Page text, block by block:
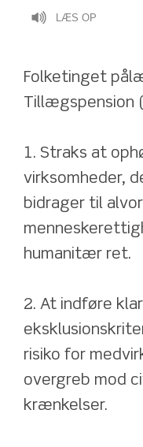
LÆS OP
Folketinget
Tillægspension
1. Straks at
virksomheder,
bidrager til
humanitær ret.
2. At indføre
risiko for
overgreb mod
krænkelser.